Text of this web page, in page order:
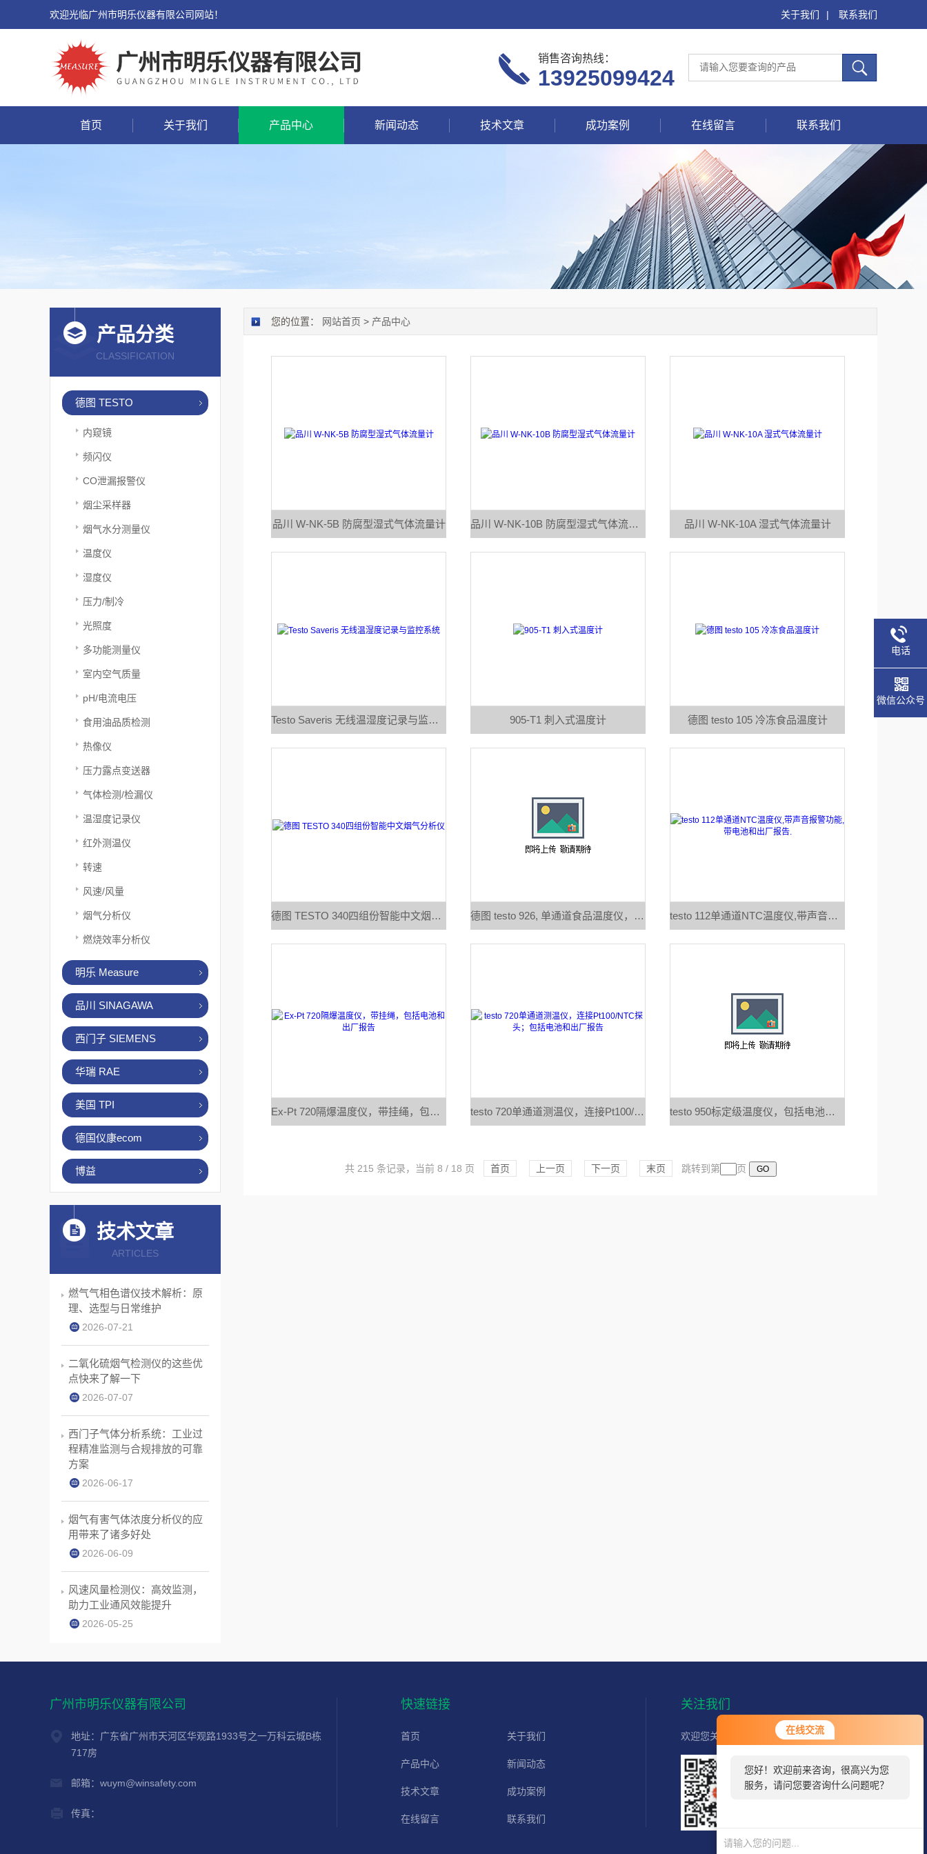
在线交流
您好！欢迎前来咨询，很高兴为您
服务，请问您要咨询什么问题呢？
欢迎光临广州市明乐仪器有限公司网站！ 关于我们 | 联系我们
销售咨询热线：
13925099424
首页 关于我们 产品中心 新闻动态 技术文章 成功案例 在线留言 联系我们
产品分类
CLASSIFICATION
德图 TESTO
内窥镜
频闪仪
CO泄漏报警仪
烟尘采样器
烟气水分测量仪
温度仪
湿度仪
压力/制冷
光照度
多功能测量仪
室内空气质量
pH/电流电压
食用油品质检测
热像仪
压力露点变送器
气体检测/检漏仪
温湿度记录仪
红外测温仪
转速
风速/风量
烟气分析仪
燃烧效率分析仪
明乐 Measure
品川 SINAGAWA
西门子 SIEMENS
华瑞 RAE
美国 TPI
德国仪康ecom
博益
技术文章
ARTICLES
燃气气相色谱仪技术解析：原
理、选型与日常维护
2026-07-21
二氧化硫烟气检测仪的这些优
点快来了解一下
2026-07-07
西门子气体分析系统：工业过
程精准监测与合规排放的可靠
方案
2026-06-17
烟气有害气体浓度分析仪的应
用带来了诸多好处
2026-06-09
风速风量检测仪：高效监测，
助力工业通风效能提升
2026-05-25
您的位置： 网站首页 > 产品中心
品川 W-NK-5B 防腐型湿式气体流量计 品川 W-NK-10B 防腐型湿式气体流量计 品川 W-NK-10A 湿式气体流量计
Testo Saveris 无线温湿度记录与监控系统 905-T1 刺入式温度计 德图 testo 105 冷冻食品温度计
德图 TESTO 340四组份智能中文烟气分析仪 德图 testo 926, 单通道食品温度仪，T型热电偶，带声音报警 testo 112单通道NTC温度仪,带声音报警功能,带电池和出厂报告.
Ex-Pt 720隔爆温度仪，带挂绳，包括电池和出厂报告 testo 720单通道测温仪，连接Pt100/NTC探头；包括电池和出厂报告 testo 950标定级温度仪，包括电池，备用锂电池和出厂报告
共 215 条记录，当前 8 / 18 页 首页 上一页 下一页 末页 跳转到第 页
广州市明乐仪器有限公司
地址：广东省广州市天河区华观路1933号之一万科云城B栋
717房
邮箱：wuym@winsafety.com
传真：
快速链接
首页 关于我们
产品中心 新闻动态
技术文章 成功案例
在线留言 联系我们
关注我们
欢迎您关注我们的微信公众号了解更多信息：
电话
微信公众号